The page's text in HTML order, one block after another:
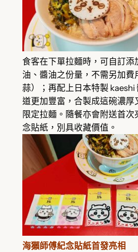
食客在下單拉麵時，可自訂添
油、醬油之份量，不需另加費
蒜）；再配上日本特製 kaeshi
道更加豐富，合製成這碗濃厚
限定拉麵。隨餐亦會附送首次
念貼紙，別具收藏價值。
海獺師傅紀念貼紙首發亮相